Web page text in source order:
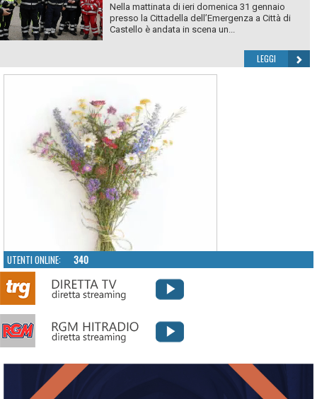
Nella mattinata di ieri domenica 31 gennaio
presso la Cittadella dell’Emergenza a Città di
Castello è andata in scena un...
LEGGI
UTENTI ONLINE: 340